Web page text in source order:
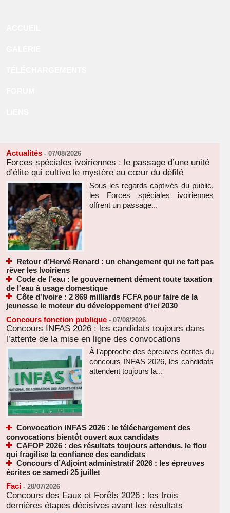
Actualités - 07/08/2026
Forces spéciales ivoiriennes : le passage d’une unité
d’élite qui cultive le mystère au cœur du défilé
Sous les regards captivés du public,
les Forces spéciales ivoiriennes
offrent un passage...
Retour d’Hervé Renard : un changement qui ne fait pas
rêver les Ivoiriens
Code de l'eau : le gouvernement dément toute taxation
de l'eau à usage domestique
Côte d'Ivoire : 2 869 milliards FCFA pour faire de la
jeunesse le moteur du développement d'ici 2030
Concours fonction publique - 07/08/2026
Concours INFAS 2026 : les candidats toujours dans
l’attente de la mise en ligne des convocations
À l’approche des épreuves écrites du
concours INFAS 2026, les candidats
attendent toujours la...
Convocation INFAS 2026 : le téléchargement des
convocations bientôt ouvert aux candidats
CAFOP 2026 : des résultats toujours attendus, le flou
qui fragilise la confiance des candidats
Concours d’Adjoint administratif 2026 : les épreuves
écrites ce samedi 25 juillet
Faci - 28/07/2026
Concours des Eaux et Forêts 2026 : les trois
dernières étapes décisives avant les résultats